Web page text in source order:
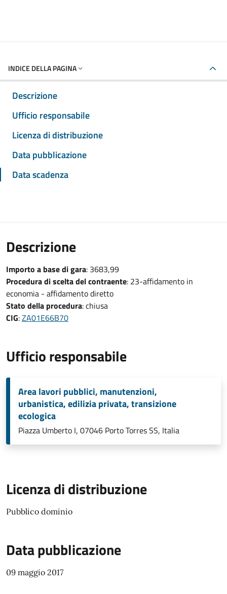
INDICE DELLA PAGINA
Descrizione
Ufficio responsabile
Licenza di distribuzione
Data pubblicazione
Data scadenza
Descrizione
Importo a base di gara: 3683,99
Procedura di scelta del contraente: 23-affidamento in
economia - affidamento diretto
Stato della procedura: chiusa
CIG:ZA01E66B70
Ufficio responsabile
Area lavori pubblici, manutenzioni,
urbanistica, edilizia privata, transizione
ecologica
Piazza Umberto I, 07046 Porto Torres SS, Italia
Licenza di distribuzione
Pubblico dominio
Data pubblicazione
09 maggio 2017